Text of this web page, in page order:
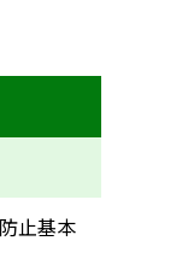
止基本